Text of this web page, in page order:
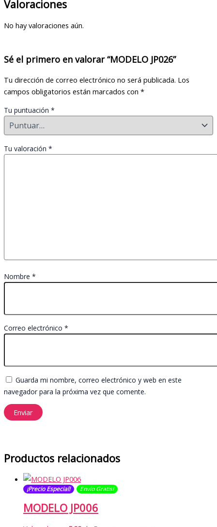
Valoraciones
No hay valoraciones aún.
Sé el primero en valorar “MODELO JP026”
Tu dirección de correo electrónico no será publicada. Los
campos obligatorios están marcados con *
Tu puntuación *
Tu valoración *
Nombre *
Correo electrónico *
Guarda mi nombre, correo electrónico y web en este
navegador para la próxima vez que comente.
Productos relacionados
¡Precio Especial! Envío Gratis​​​!
MODELO JP006